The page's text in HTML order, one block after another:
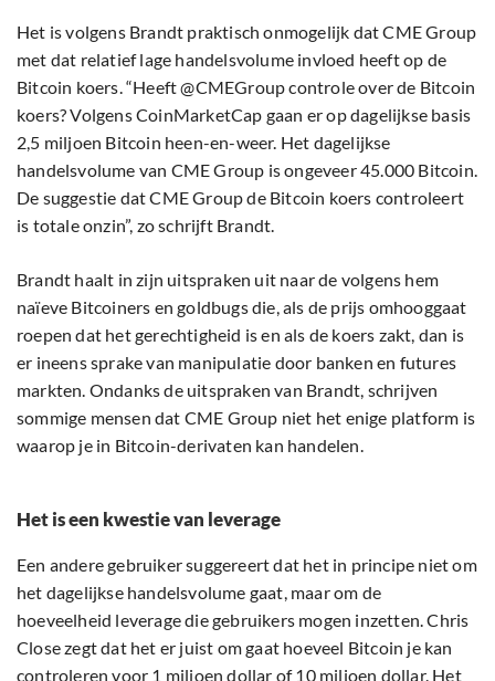
Het is volgens Brandt praktisch onmogelijk dat CME Group
met dat relatief lage handelsvolume invloed heeft op de
Bitcoin koers. “Heeft @CMEGroup controle over de Bitcoin
koers? Volgens CoinMarketCap gaan er op dagelijkse basis
2,5 miljoen Bitcoin heen-en-weer. Het dagelijkse
handelsvolume van CME Group is ongeveer 45.000 Bitcoin.
De suggestie dat CME Group de Bitcoin koers controleert
is totale onzin”, zo schrijft Brandt.
Brandt haalt in zijn uitspraken uit naar de volgens hem
naïeve Bitcoiners en goldbugs die, als de prijs omhooggaat
roepen dat het gerechtigheid is en als de koers zakt, dan is
er ineens sprake van manipulatie door banken en futures
markten. Ondanks de uitspraken van Brandt, schrijven
sommige mensen dat CME Group niet het enige platform is
waarop je in Bitcoin-derivaten kan handelen.
Het is een kwestie van leverage
Een andere gebruiker suggereert dat het in principe niet om
het dagelijkse handelsvolume gaat, maar om de
hoeveelheid leverage die gebruikers mogen inzetten. Chris
Close zegt dat het er juist om gaat hoeveel Bitcoin je kan
controleren voor 1 miljoen dollar of 10 miljoen dollar. Het